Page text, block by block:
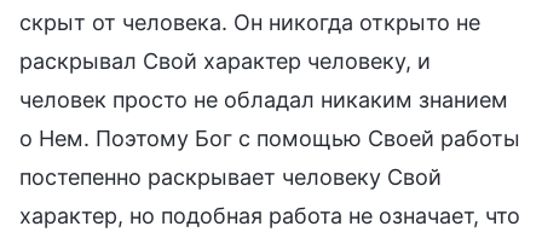
скрыт от человека. Он никогда открыто не
раскрывал Свой характер человеку, и
человек просто не обладал никаким знанием
о Нем. Поэтому Бог с помощью Своей работы
постепенно раскрывает человеку Свой
характер, но подобная работа не означает, что